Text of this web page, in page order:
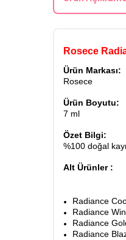
Rosece
Ürün Markası:
Rosece
Ürün Boyutu:
7 ml
Özet Bilgi:
%100 doğal
Alt Ürünler :
Radiance
Radiance
Radiance
Radiance